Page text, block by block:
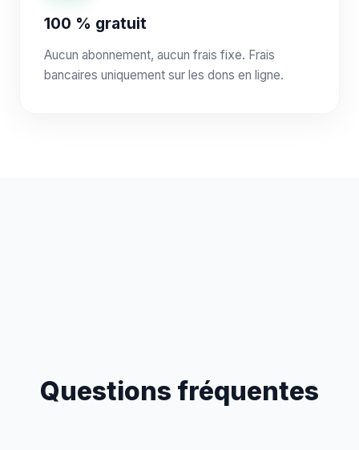
100 % gratuit
Aucun abonnement, aucun frais fixe. Frais
bancaires uniquement sur les dons en ligne.
Questions fréquentes